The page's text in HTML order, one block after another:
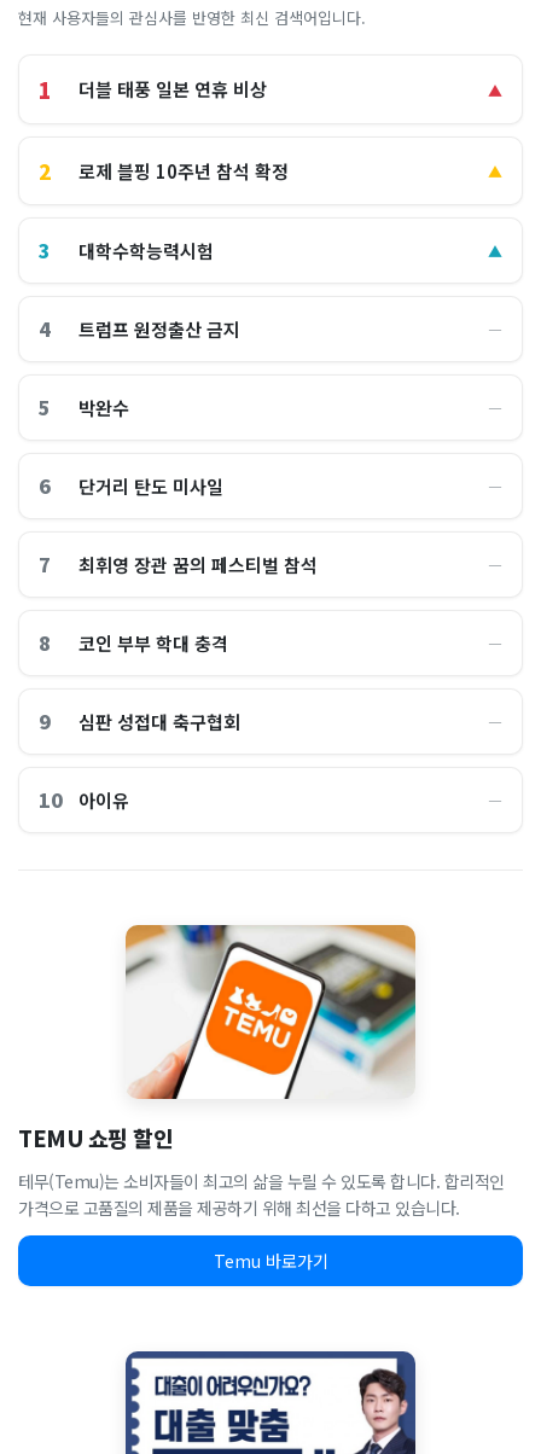
현재 사용자들의 관심사를 반영한 최신 검색어입니다.
1 더블 태풍 일본 연휴 비상 ▲
2 로제 블핑 10주년 참석 확정 ▲
3 대학수학능력시험 ▲
4 트럼프 원정출산 금지 ―
5 박완수 ―
6 단거리 탄도 미사일 ―
7 최휘영 장관 꿈의 페스티벌 참석 ―
8 코인 부부 학대 충격 ―
9 심판 성접대 축구협회 ―
10 아이유 ―
TEMU 쇼핑 할인
테무(Temu)는 소비자들이 최고의 삶을 누릴 수 있도록 합니다. 합리적인
가격으로 고품질의 제품을 제공하기 위해 최선을 다하고 있습니다.
Temu 바로가기